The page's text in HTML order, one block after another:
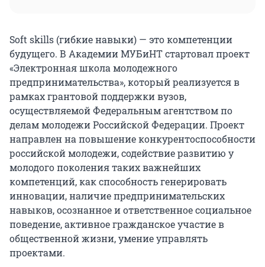
Soft skills (гибкие навыки) — это компетенции
будущего. В Академии МУБиНТ стартовал проект
«Электронная школа молодежного
предпринимательства», который реализуется в
рамках грантовой поддержки вузов,
осуществляемой Федеральным агентством по
делам молодежи Российской Федерации. Проект
направлен на повышение конкурентоспособности
российской молодежи, содействие развитию у
молодого поколения таких важнейших
компетенций, как способность генерировать
инновации, наличие предпринимательских
навыков, осознанное и ответственное социальное
поведение, активное гражданское участие в
общественной жизни, умение управлять
проектами.